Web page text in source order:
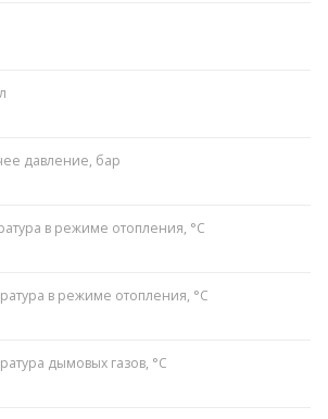
давление, бар
в режиме отопления, °C
в режиме отопления, °C
дымовых газов, °C